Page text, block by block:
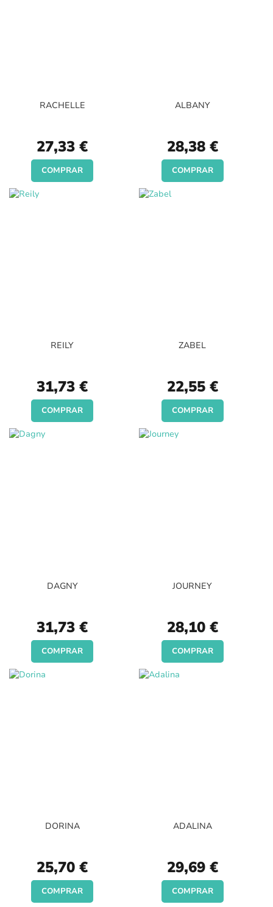
RACHELLE
27,33 €
COMPRAR
ALBANY
28,38 €
COMPRAR
REILY
31,73 €
COMPRAR
ZABEL
22,55 €
COMPRAR
DAGNY
31,73 €
COMPRAR
JOURNEY
28,10 €
COMPRAR
DORINA
25,70 €
COMPRAR
ADALINA
29,69 €
COMPRAR